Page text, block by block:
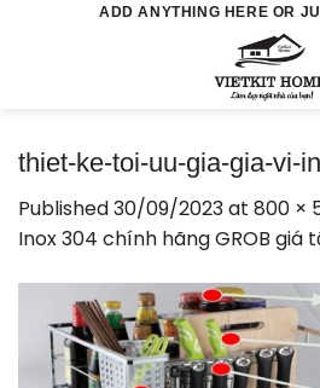
ADD ANYTHING HERE OR
thiet-ke-toi-uu-gia-gia-vi-
Published30/09/2023at 800 ×
Inox 304 chính hãng GROB giá